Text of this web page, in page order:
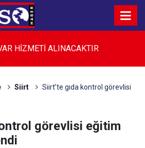
HİZMETİ ALINACAKTIR
Siirt
Siirt’te gıda kontrol görevlisi
görevlisi eğitim